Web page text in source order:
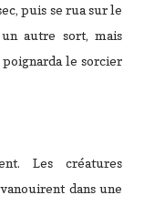
puis se rua sur le
autre sort, mais
le sorcier
Les créatures
dans une